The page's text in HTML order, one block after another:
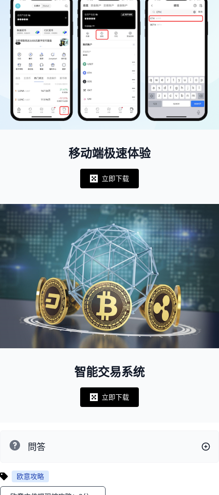
移动端极速体验
Notifications
立即下载
智能交易系统
Notifications
立即下载
問答
欧意攻略